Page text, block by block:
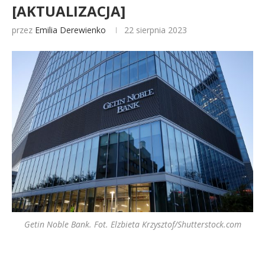
[AKTUALIZACJA]
przez Emilia Derewienko 22 sierpnia 2023
Getin Noble Bank. Fot. Elzbieta Krzysztof/Shutterstock.com